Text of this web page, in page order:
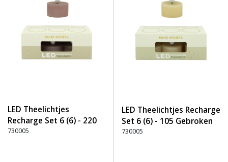
LED Theelichtjes
Recharge Set 6 (6) - 220
Stoffig roze
730005
LED Theelichtjes Recharge
Set 6 (6) - 105 Gebroken
Wit
730005